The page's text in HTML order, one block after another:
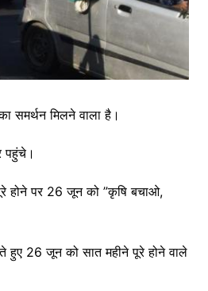
समर्थन मिलने वाला है।
पहुंचे।
होने पर 26 जून को ”कृषि बचाओ,
हुए 26 जून को सात महीने पूरे होने वाले